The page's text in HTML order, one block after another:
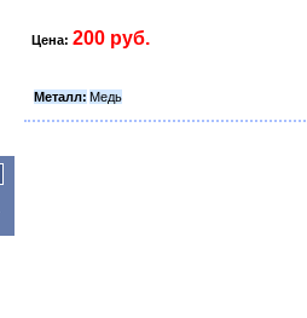
Цена: 200 руб.
Металл: Медь